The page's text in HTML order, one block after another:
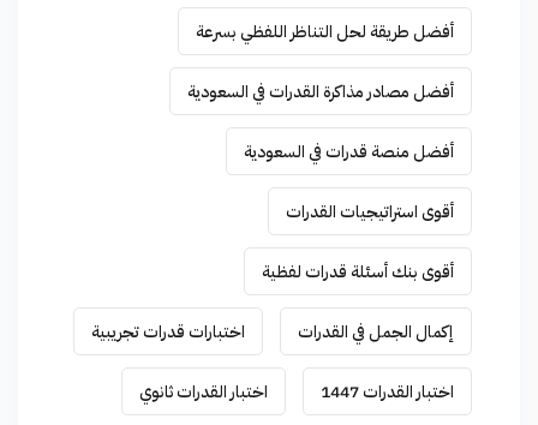
أفضل طريقة لحل التناظر اللفظي بسرعة
أفضل مصادر مذاكرة القدرات في السعودية
أفضل منصة قدرات في السعودية
أقوى استراتيجيات القدرات
أقوى بنك أسئلة قدرات لفظية
إكمال الجمل في القدرات اختبارات قدرات تجريبية
اختبار القدرات 1447 اختبار القدرات ثانوي